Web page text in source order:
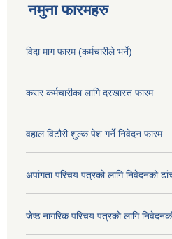
नमुना फारमहरु
विदा माग फारम (कर्मचारीले भर्ने)
करार कर्मचारीका लागि दरखास्त फारम
वहाल विटौरी शुल्क पेश गर्ने निवेदन फारम
अपांगता परिचय पत्रको लागि निवेदनको
जेष्ठ नागरिक परिचय पत्रको लागि